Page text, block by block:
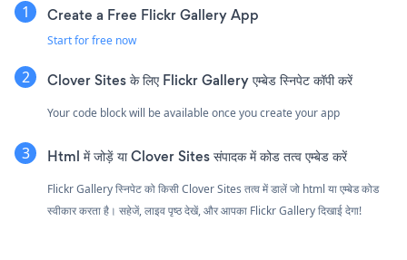
Create a Free Flickr Gallery App
Start for free now
Clover Sites के लिए Flickr Gallery एम्बेड स्निपेट कॉपी करें
Your code block will be available once you create your app
Html में जोड़ें या Clover Sites संपादक में कोड तत्व एम्बेड करें
Flickr Gallery स्निपेट को किसी Clover Sites तत्व में डालें जो html या एम्बेड कोड
स्वीकार करता है। सहेजें, लाइव पृष्ठ देखें, और आपका Flickr Gallery दिखाई देगा!